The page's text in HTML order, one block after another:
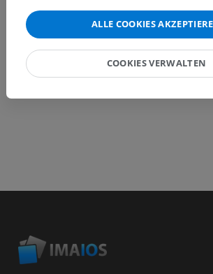
HOLE SIE SICH DIE APP
ALLE COOKIES
COOKIES VERWALTEN